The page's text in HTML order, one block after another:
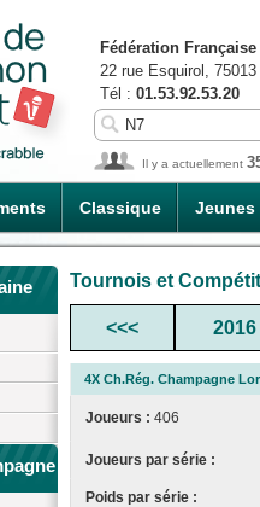
Classique Jeunes
Fédération
22 rue Esquirol,
Tél : 01.53.92.53.20
Il y a actuellement
Tournois et
<<< 2016
4X Ch.Rég. Champagne
Joueurs : 406
Joueurs par série :
Poids par série :